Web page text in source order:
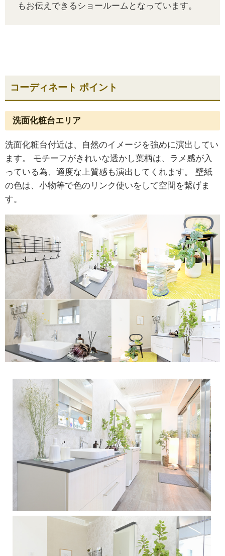
もお伝えできるショールームとなっています。
コーディネート ポイント
洗面化粧台エリア
洗面化粧台付近は、自然のイメージを強めに演出してい
ます。
モチーフがきれいな透かし葉柄は、ラメ感が入
っている為、適度な上質感も演出してくれます。
壁紙
の色は、小物等で色のリンク使いをして空間を繋げま
す。